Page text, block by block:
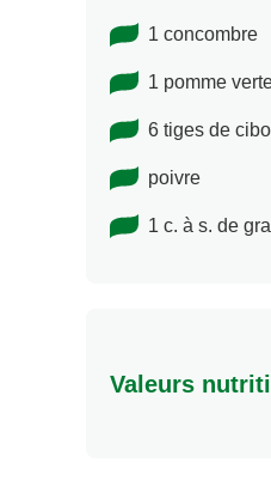
1 concombre
1 pomme
6 tiges de
poivre
1 c. à s. de
Valeurs